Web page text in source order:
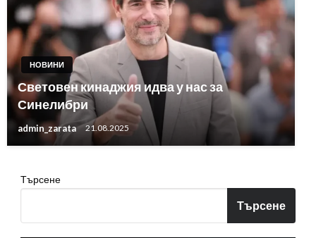
НОВИНИ
Световен кинаджия идва у нас за
Синелибри
admin_zarata 21.08.2025
Търсене
Търсене